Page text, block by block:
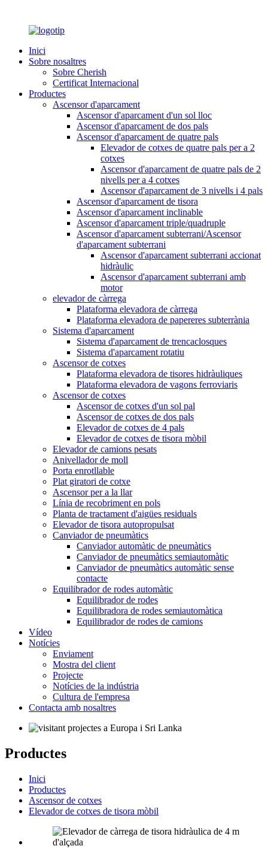
Inici
Sobre nosaltres
Sobre Cherish
Certificat Internacional
Productes
Ascensor d'aparcament
Ascensor d'aparcament d'un sol lloc
Ascensor d'aparcament de dos pals
Ascensor d'aparcament de quatre pals
Elevador de cotxes de quatre pals per a 2
cotxes
Ascensor d'aparcament de quatre pals de 2
nivells per a 4 cotxes
Ascensor d'aparcament de 3 nivells i 4 pals
Ascensor d'aparcament de tisora
Ascensor d'aparcament inclinable
Ascensor d'aparcament triple/quadruple
Ascensor d'aparcament subterrani/Ascensor
d'aparcament subterrani
Ascensor d'aparcament subterrani accionat
hidràulic
Ascensor d'aparcament subterrani amb
motor
elevador de càrrega
Plataforma elevadora de càrrega
Plataforma elevadora de papereres subterrània
Sistema d'aparcament
Sistema d'aparcament de trencaclosques
Sistema d'aparcament rotatiu
Ascensor de cotxes
Plataforma elevadora de tisores hidràuliques
Plataforma elevadora de vagons ferroviaris
Ascensor de cotxes
Ascensor de cotxes d'un sol pal
Ascensor de cotxes de dos pals
Elevador de cotxes de 4 pals
Elevador de cotxes de tisora ​​mòbil
Elevador de camions pesats
Anivellador de moll
Porta enrotllable
Plat giratori de cotxe
Ascensor per a la llar
Línia de recobriment en pols
Planta de tractament d'aigües residuals
Elevador de tisora ​​autopropulsat
Canviador de pneumàtics
Canviador automàtic de pneumàtics
Canviador de pneumàtics semiautomàtic
Canviador de pneumàtics automàtic sense
contacte
Equilibrador de rodes automàtic
Equilibrador de rodes
Equilibradora de rodes semiautomàtica
Equilibrador de rodes de camions
Vídeo
Notícies
Enviament
Mostra del client
Projecte
Notícies de la indústria
Cultura de l'empresa
Contacta amb nosaltres
Productes
Inici
Productes
Ascensor de cotxes
Elevador de cotxes de tisora ​​mòbil